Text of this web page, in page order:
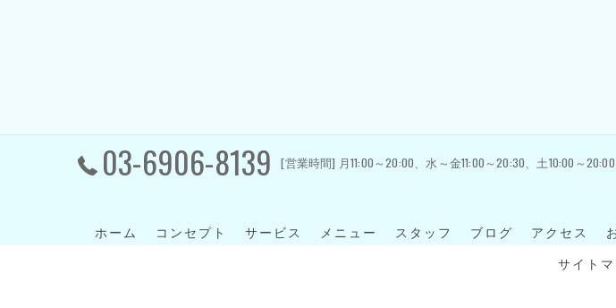
03-6906-8139 [営業時間] 月11:00～20:00、水～金11:00～20:30、土10:00～
ホーム コンセプト サービス メニュー スタッフ ブログ アクセス
サイト